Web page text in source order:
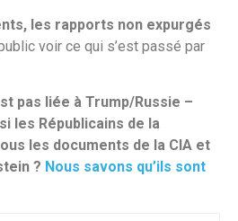
les rapports non expurgés
voir ce qui s’est passé par
pas liée à Trump/Russie –
les Républicains de la
les documents de la CIA et
? Nous savons qu’ils sont